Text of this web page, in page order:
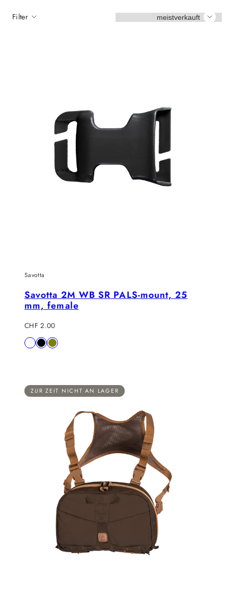
Filter Sortieren
Savotta
Savotta 2M WB SR PALS-mount, 25
mm, female
Regulärer
Preis
CHF 2.00
Verfügbar
BraunBlack
Olive
ZUR ZEIT NICHT AN LAGER